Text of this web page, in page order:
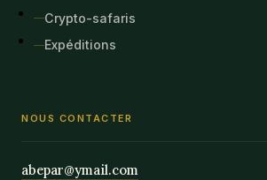
Crypto-safaris
Expéditions
NOUS CONTACTER
abepar@ymail.com